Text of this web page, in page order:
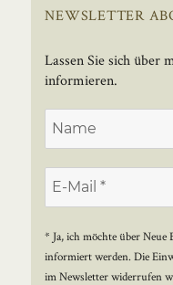
NEWSLETTER
Lassen Sie sich über
informieren.
* Ja, ich möchte über
informiert werden. Die
im Newsletter widerrufen